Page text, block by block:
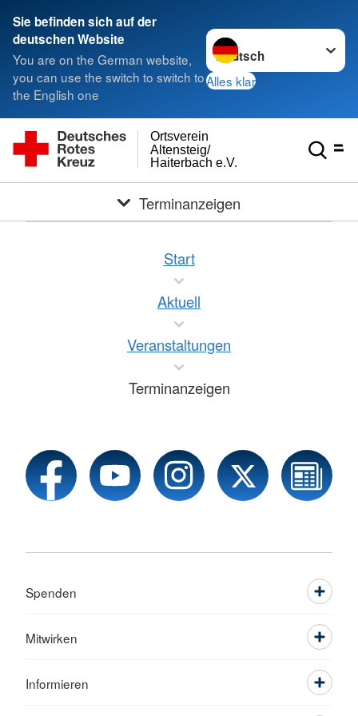
Sie befinden sich auf der
deutschen Website
You are on the German website,
you can use the switch to switch to
the English one
Sprache wechseln zu
Alles klar
Haiterbach e.V.
Altensteig/
Ortsverein
Terminanzeigen
Start
Aktuell
Veranstaltungen
Terminanzeigen
Spenden
Mitwirken
Informieren